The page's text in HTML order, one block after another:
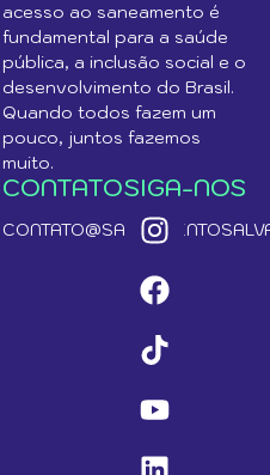
acesso ao saneamento é
fundamental para a saúde
pública, a inclusão social e o
desenvolvimento do Brasil.
Quando todos fazem um
pouco, juntos fazemos
muito.
CONTATOSIGA-NOS